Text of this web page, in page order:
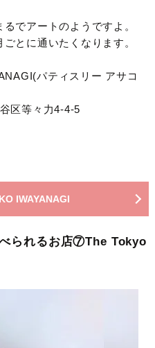
でアートのようですよ。
とに通いたくなります。
パティスリー アサコ
区等々力4-4-5
IWAYANAGI
られるお店⑦The Tokyo